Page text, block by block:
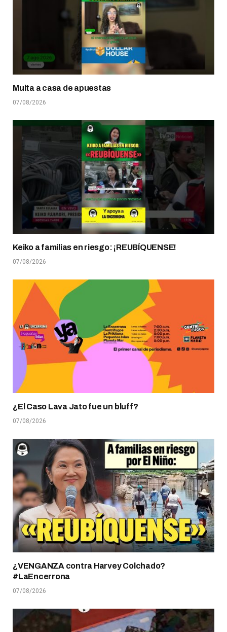
Multa a casa de apuestas
07/08/2026
Keiko a familias en riesgo: ¡REUBÍQUENSE!
07/08/2026
¿El Caso Lava Jato fue un bluff?
07/08/2026
¿VENGANZA contra Harvey Colchado?
#LaEncerrona
07/08/2026